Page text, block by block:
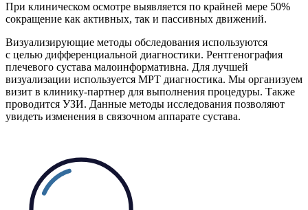
При клиническом осмотре выявляется по крайней мере 50%
сокращение как активных, так и пассивных движений.
Визуализирующие методы обследования используются
с целью дифференциальной диагностики. Рентгенография
плечевого сустава малоинформативна. Для лучшей
визуализации используется МРТ диагностика. Мы организуем
визит в клинику-партнер для выполнения процедуры. Также
проводится УЗИ. Данные методы исследования позволяют
увидеть изменения в связочном аппарате сустава.